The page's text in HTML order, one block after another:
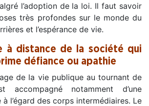
l’adoption de la loi. Il faut savoir
très profondes sur le monde du
et l’espérance de vie.
à distance de la société qui
défiance ou apathie
de la vie publique au tournant de
accompagné notamment d’une
l’égard des corps intermédiaires. Le